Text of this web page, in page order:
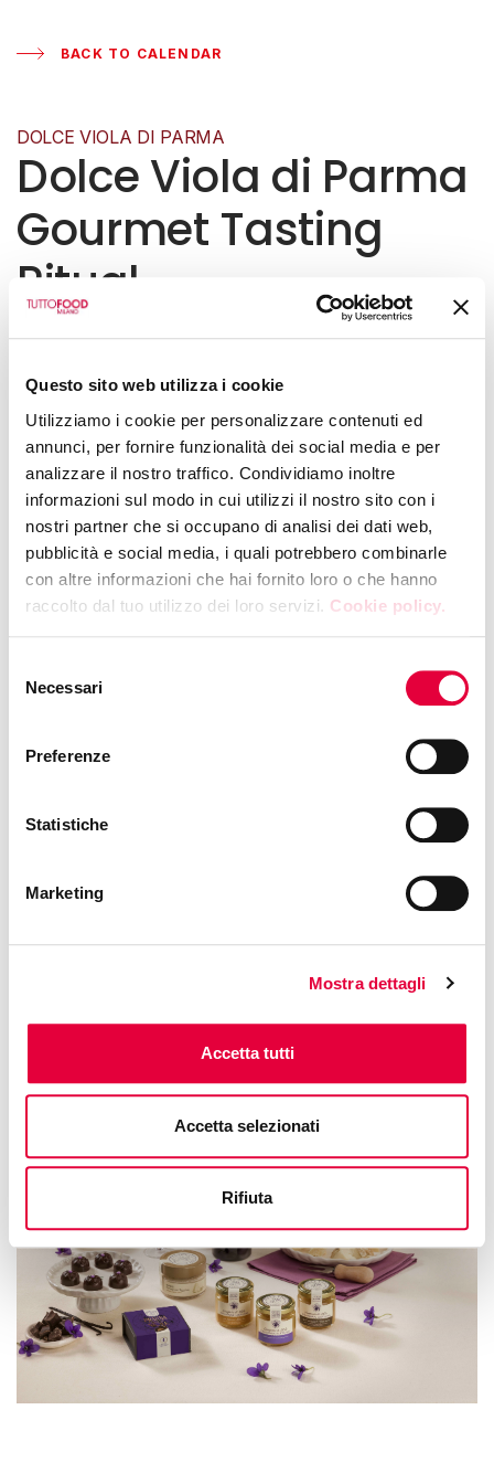
Questo sito web utilizza i cookie
Utilizziamo i cookie per personalizzare contenuti ed
annunci, per fornire funzionalità dei social media e per
analizzare il nostro traffico. Condividiamo inoltre
informazioni sul modo in cui utilizzi il nostro sito con i
nostri partner che si occupano di analisi dei dati web,
pubblicità e social media, i quali potrebbero combinarle
con altre informazioni che hai fornito loro o che hanno
raccolto dal tuo utilizzo dei loro servizi. Cookie policy.
delNecessari
Preferenze
Statistiche
Marketing
Mostra dettagli
Accetta tutti
Accetta selezionati
Rifiuta
BACK TO CALENDAR
DOLCE VIOLA DI PARMA
Dolce Viola di Parma
Gourmet Tasting
Ritual
WEDNESDAY, 13 MAY 2026|14:00
di Parma: try PRESTIGE ritual, GOLD and VEGAN ones.
Phone: +39 3403664043
Free access